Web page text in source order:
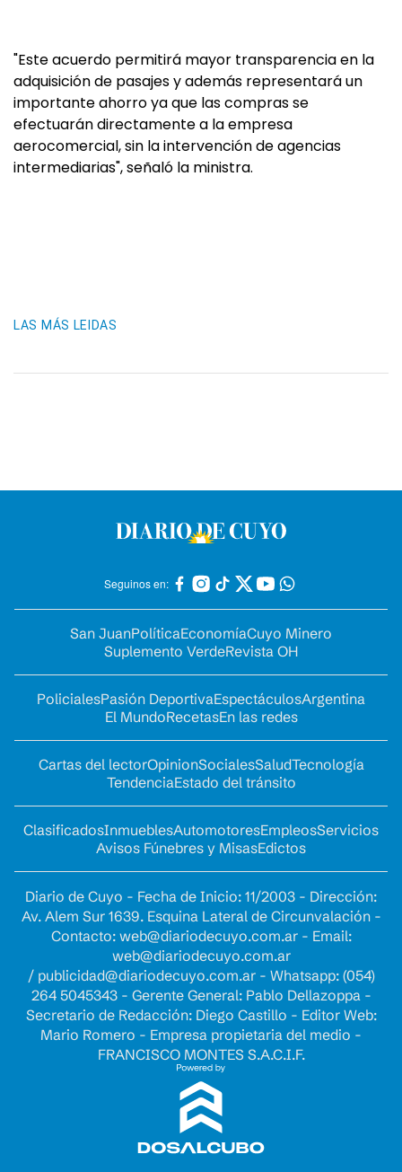
"Este acuerdo permitirá mayor transparencia en la
adquisición de pasajes y además representará un
importante ahorro ya que las compras se
efectuarán directamente a la empresa
aerocomercial, sin la intervención de agencias
intermediarias", señaló la ministra.
LAS MÁS LEIDAS
Seguinos en:
San JuanPolíticaEconomíaCuyo Minero
Suplemento VerdeRevista OH
PolicialesPasión DeportivaEspectáculosArgentina
El MundoRecetasEn las redes
Cartas del lectorOpinionSocialesSaludTecnología
TendenciaEstado del tránsito
ClasificadosInmueblesAutomotoresEmpleosServicios
Avisos Fúnebres y MisasEdictos
Diario de Cuyo - Fecha de Inicio: 11/2003 - Dirección:
Av. Alem Sur 1639. Esquina Lateral de Circunvalación -
Contacto: web@diariodecuyo.com.ar- Email:
web@diariodecuyo.com.ar
/ publicidad@diariodecuyo.com.ar- Whatsapp: (054)
264 5045343 - Gerente General: Pablo Dellazoppa -
Secretario de Redacción: Diego Castillo - Editor Web:
Mario Romero - Empresa propietaria del medio -
FRANCISCO MONTES S.A.C.I.F.